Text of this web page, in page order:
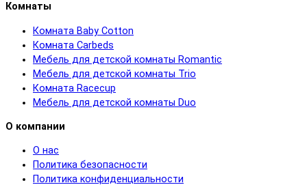
Комнаты
Комната Baby Cotton
Комната Carbeds
Мебель для детской комнаты Romantic
Мебель для детской комнаты Trio
Комната Racecup
Мебель для детской комнаты Duo
О компании
О нас
Политика безопасности
Политика конфиденциальности